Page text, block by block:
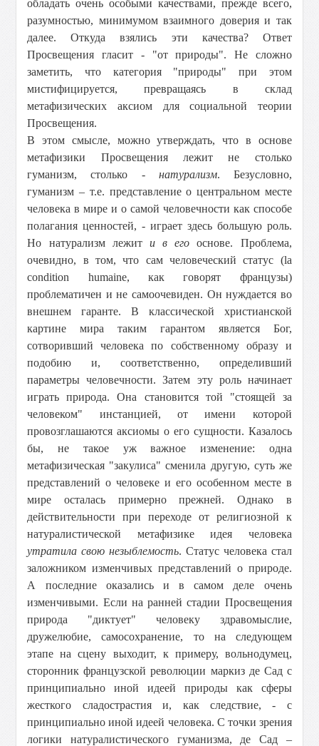
обладать очень особыми качествами, прежде всего,
разумностью, минимумом взаимного доверия и так
далее. Откуда взялись эти качества? Ответ
Просвещения гласит - "от природы". Не сложно
заметить, что категория "природы" при этом
мистифицируется, превращаясь в склад
метафизических аксиом для социальной теории
Просвещения.
В этом смысле, можно утверждать, что в основе
метафизики Просвещения лежит не столько
гуманизм, столько - натурализм. Безусловно,
гуманизм – т.е. представление о центральном месте
человека в мире и о самой человечности как способе
полагания ценностей, - играет здесь большую роль.
Но натурализм лежит и в его основе. Проблема,
очевидно, в том, что сам человеческий статус (la
condition humaine, как говорят французы)
проблематичен и не самоочевиден. Он нуждается во
внешнем гаранте. В классической христианской
картине мира таким гарантом является Бог,
сотворивший человека по собственному образу и
подобию и, соответственно, определивший
параметры человечности. Затем эту роль начинает
играть природа. Она становится той "стоящей за
человеком" инстанцией, от имени которой
провозглашаются аксиомы о его сущности. Казалось
бы, не такое уж важное изменение: одна
метафизическая "закулиса" сменила другую, суть же
представлений о человеке и его особенном месте в
мире осталась примерно прежней. Однако в
действительности при переходе от религиозной к
натуралистической метафизике идея человека
утратила свою незыблемость. Статус человека стал
заложником изменчивых представлений о природе.
А последние оказались и в самом деле очень
изменчивыми. Если на ранней стадии Просвещения
природа "диктует" человеку здравомыслие,
дружелюбие, самосохранение, то на следующем
этапе на сцену выходит, к примеру, вольнодумец,
сторонник французской революции маркиз де Сад с
принципиально иной идеей природы как сферы
жесткого сладострастия и, как следствие, - с
принципиально иной идеей человека. С точки зрения
логики натуралистического гуманизма, де Сад –